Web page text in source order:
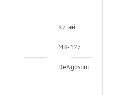
Китай
MB-127
DeAgostini